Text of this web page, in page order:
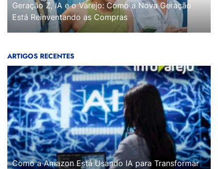
Geração Z, IA e o Varejo: Como a Nova Geração
Está Reinventando as Compras
ARTIGOS RECENTES
Como a Amazon Está Usando IA para Transformar